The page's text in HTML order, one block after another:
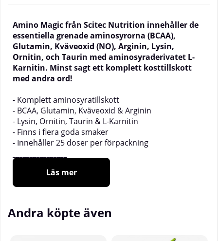
Amino Magic från Scitec Nutrition innehåller de
essentiella grenade aminosyrorna (BCAA),
Glutamin, Kväveoxid (NO), Arginin, Lysin,
Ornitin, och Taurin med aminosyraderivatet L-
Karnitin. Minst sagt ett komplett kosttillskott
med andra ord!
- Komplett aminosyratillskott
- BCAA, Glutamin, Kväveoxid & Arginin
- Lysin, Ornitin, Taurin & L-Karnitin
- Finns i flera goda smaker
- Innehåller 25 doser per förpackning
Storlek:
Doseringsstorlek:
Antal doser per förpackning:
Rekommenderad daglig dos:
(20 g) med ca 5 dl vatten och drick före och / eller
Läs mer
Andra köpte även